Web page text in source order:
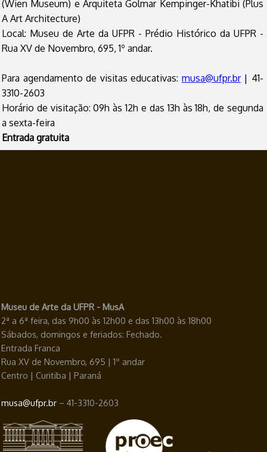
(Wien Museum) e Arquiteta Golmar Kempinger-Khatibi (Plus
A Art Architecture)
Local: Museu de Arte da UFPR - Prédio Histórico da UFPR -
Rua XV de Novembro, 695, 1º andar.
Para agendamento de visitas educativas: musa@ufpr.br| 41-
3310-2603
Horário de visitação: 09h às 12h e das 13h às 18h, de segunda
a sexta-feira
Entrada gratuita
Museu de Arte da UFPR - MusA
2ª a 6ª feira, das 9h00 às 12h00 e das 13h00 às 18h00
Sábados, domingos e feriados: Fechado.
Entrada Franca
Rua XV de Novembro, 695 | 1º andar
Centro | Curitiba | Paraná
musa@ufpr.br – 41-3310-2603